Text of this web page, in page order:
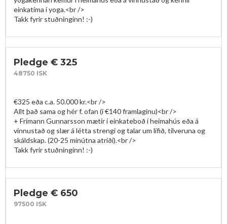
einkatíma í yoga.<br />
Takk fyrir stuðninginn! :-)
Pledge € 325
48750 ISK
€325 eða c.a. 50.000 kr.<br />
Allt það sama og hér f. ofan (í €140 framlaginu)<br />
+ Frímann Gunnarsson mætir í einkateboð í heimahús eða á
vinnustað og slær á létta strengi og talar um lífið, tilveruna og
skáldskap. (20-25 mínútna atriði).<br />
Takk fyrir stuðninginn! :-)
Pledge € 650
97500 ISK